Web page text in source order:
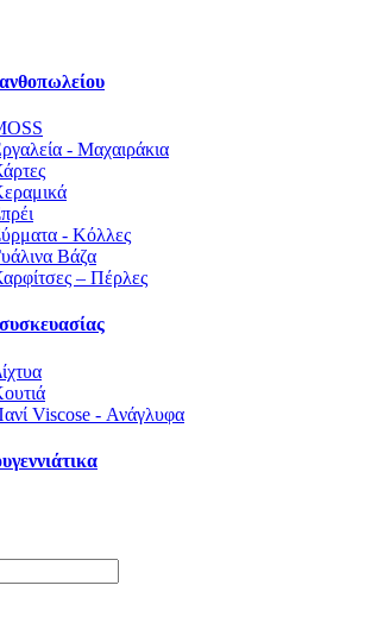
- Μαχαιράκια
- Κόλλες
Βάζα
– Πέρλες
Viscose - Ανάγλυφα